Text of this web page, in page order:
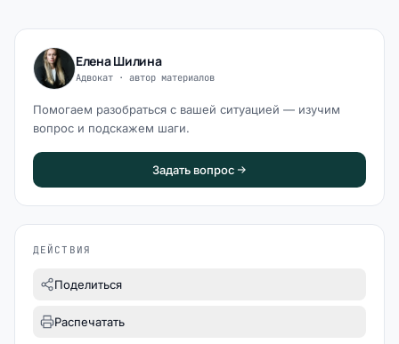
Елена Шилина
Адвокат · автор материалов
Помогаем разобраться с вашей ситуацией — изучим
вопрос и подскажем шаги.
Задать вопрос
ДЕЙСТВИЯ
Поделиться
Распечатать